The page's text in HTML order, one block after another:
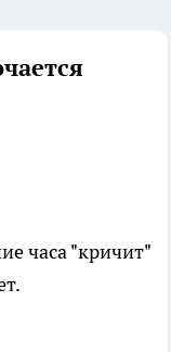
часа "кричит"